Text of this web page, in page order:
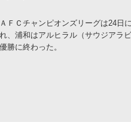
ＡＦＣチャンピオンズリーグは24日
れ、浦和はアルヒラル（サウジアラ
優勝に終わった。